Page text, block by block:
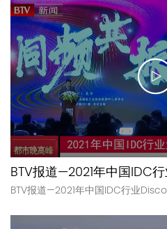
BTV报道—2021年中国IDC
BTV报道—2021年中国IDC行业